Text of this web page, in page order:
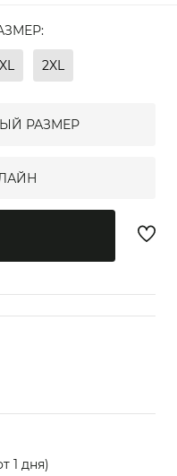
XL 2XL
РАЗМЕР
1 дня)